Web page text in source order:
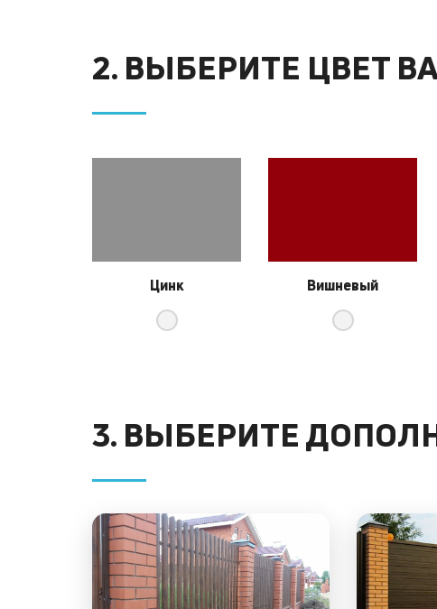
2. ВЫБЕРИТЕ ЦВЕТ
Цинк Вишневый
3. ВЫБЕРИТЕ